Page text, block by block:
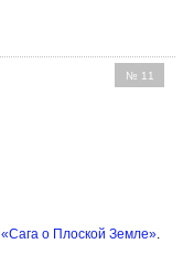
№ 11
«Сага о Плоской Земле».